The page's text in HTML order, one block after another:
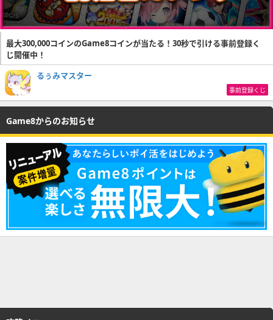
最大300,000コインのGame8コインが当たる！30秒で引ける事前登録く
じ開催中！
るぅみマスター
事前登録くじ
Game8からのお知らせ